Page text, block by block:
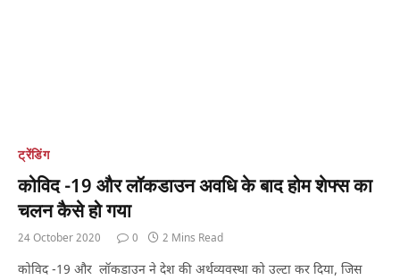
ट्रेंडिंग
कोविद -19 और लॉकडाउन अवधि के बाद होम शेफ्स का
चलन कैसे हो गया
24 October 2020 0 2 Mins Read
कोविद -19 और लॉकडाउन ने देश की अर्थव्यवस्था को उल्टा कर दिया, जिस